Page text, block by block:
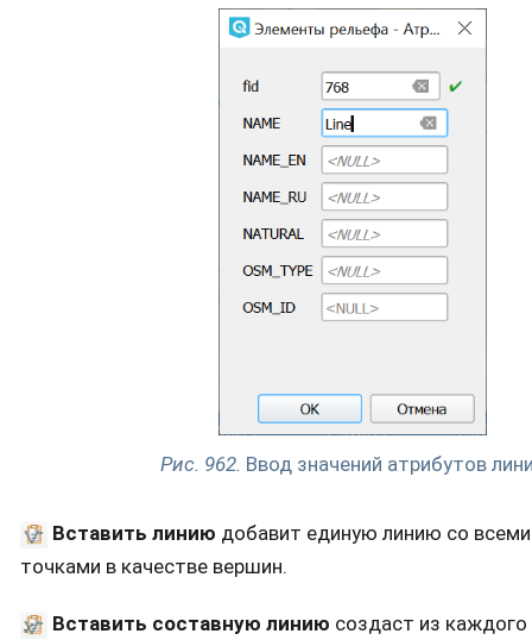
Рис. 962. Ввод значений атрибутов
Вставить линию добавит единую линию со
точками в качестве вершин.
Вставить составную линию создаст из каждого